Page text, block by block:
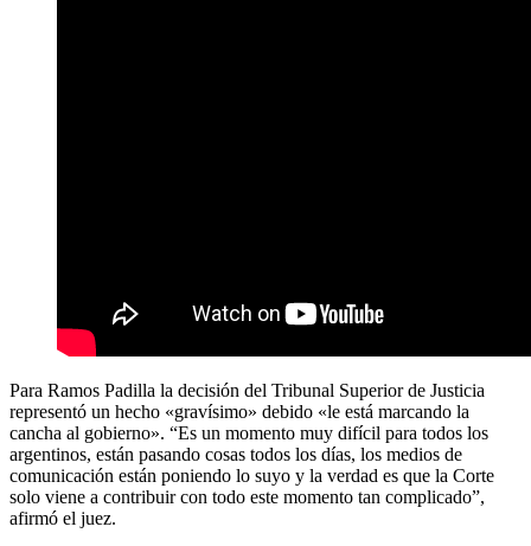
Para Ramos Padilla la decisión del Tribunal Superior de Justicia
representó un hecho «gravísimo» debido «le está marcando la
cancha al gobierno». “Es un momento muy difícil para todos los
argentinos, están pasando cosas todos los días, los medios de
comunicación están poniendo lo suyo y la verdad es que la Corte
solo viene a contribuir con todo este momento tan complicado”,
afirmó el juez.